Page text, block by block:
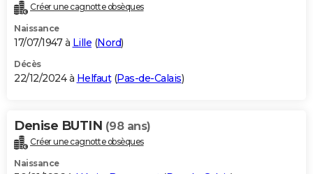
Créer une cagnotte obsèques
Naissance
17/07/1947 à Lille (Nord)
Décès
22/12/2024 à Helfaut(Pas-de-Calais)
Denise BUTIN (98 ans)
Créer une cagnotte obsèques
Naissance